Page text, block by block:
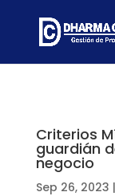
Criterios
guardián
negocio
Sep 26, 2023 |